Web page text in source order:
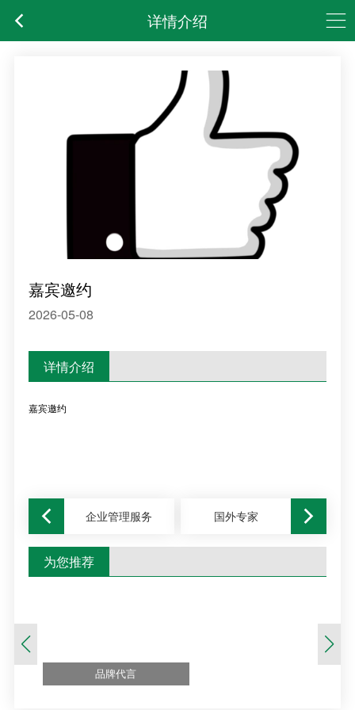
详情介绍
嘉宾邀约
2026-05-08
详情介绍
嘉宾邀约
企业管理服务 国外专家
为您推荐
品牌代言